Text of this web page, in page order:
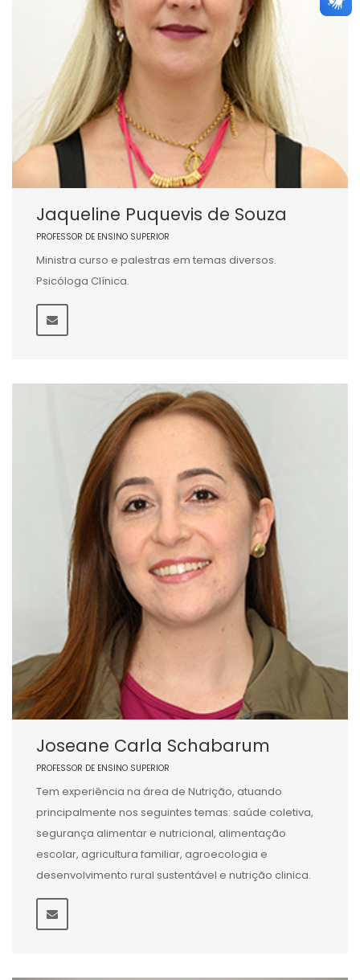
Jaqueline Puquevis de Souza
PROFESSOR DE ENSINO SUPERIOR
Ministra curso e palestras em temas diversos.
Psicóloga Clínica.
Joseane Carla Schabarum
PROFESSOR DE ENSINO SUPERIOR
Tem experiência na área de Nutrição, atuando
principalmente nos seguintes temas: saúde coletiva,
segurança alimentar e nutricional, alimentação
escolar, agricultura familiar, agroecologia e
desenvolvimento rural sustentável e nutrição clinica.